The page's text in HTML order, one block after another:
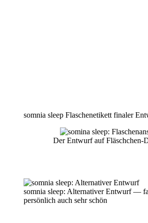
somnia sleep Flaschenetikett finaler
Der Entwurf auf Fläschchen-
somnia sleep: Alternativer Entwurf —
persönlich auch sehr schön